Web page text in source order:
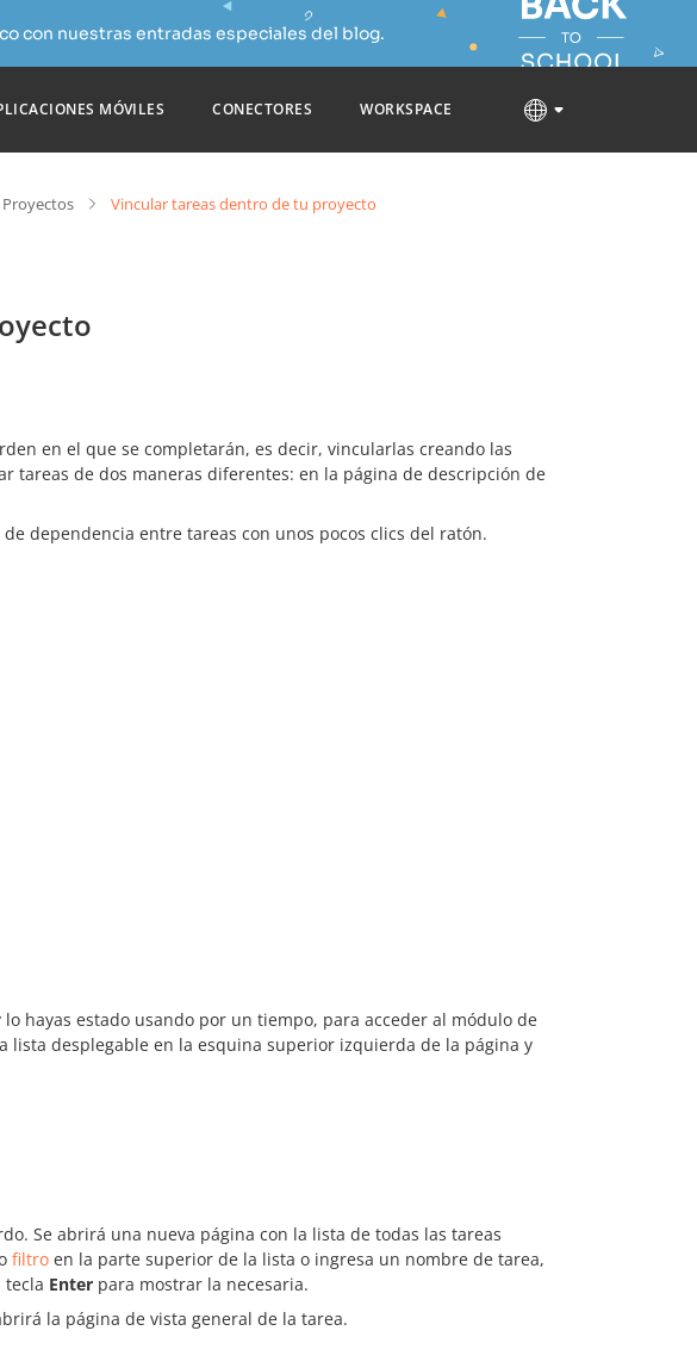
con nuestras entradas especiales del blog.
MÓVILES CONECTORES WORKSPACE
Vincular tareas dentro de tu proyecto
en el que se completarán, es decir, vincularlas creando las
tareas de dos maneras diferentes: en la página de descripción de
dependencia entre tareas con unos pocos clics del ratón.
hayas estado usando por un tiempo, para acceder al módulo de
desplegable en la esquina superior izquierda de la página y
Se abrirá una nueva página con la lista de todas las tareas
filtro en la parte superior de la lista o ingresa un nombre de tarea,
tecla Enter para mostrar la necesaria.
la página de vista general de la tarea.